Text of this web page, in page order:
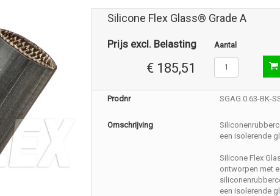
Silicone Flex Glass® Grade A
Prijs excl. Belasting
€ 185,51
Aantal
Prodnr SGAG.0.63-BK-
Omschrijving
een isolerende
Silicone Flex
ontworpen met
een isolerende